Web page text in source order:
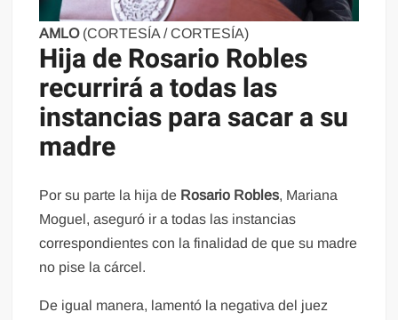
AMLO (CORTESÍA / CORTESÍA)
Hija de Rosario Robles
recurrirá a todas las
instancias para sacar a su
madre
Por su parte la hija de Rosario Robles, Mariana
Moguel, aseguró ir a todas las instancias
correspondientes con la finalidad de que su madre
no pise la cárcel.
De igual manera, lamentó la negativa del juez